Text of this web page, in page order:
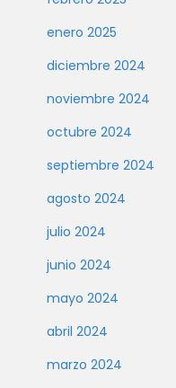
enero 2025
diciembre 2024
noviembre 2024
octubre 2024
septiembre 2024
agosto 2024
julio 2024
junio 2024
mayo 2024
abril 2024
marzo 2024